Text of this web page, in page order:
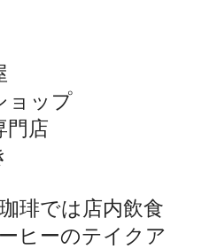
ョップ
門店
琲では店内飲食
ヒーのテイクア